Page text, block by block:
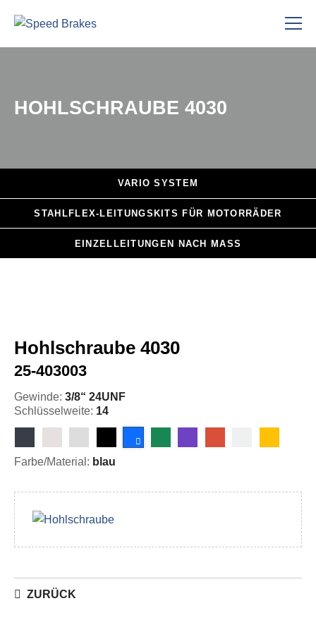
HOHLSCHRAUBE 4030
VARIO SYSTEM
STAHLFLEX-LEITUNGSKITS FÜR MOTORRÄDER
EINZELLEITUNGEN NACH MASS
Hohlschraube 4030
25-403003
Gewinde: 3/8“ 24UNF
Schlüsselweite: 14
Farbe/Material: blau
ZURÜCK